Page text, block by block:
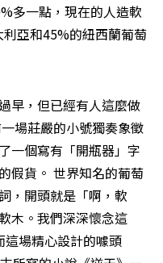
多一點，現在的人造軟
亞和45%的紐西蘭葡萄
早，但已經有人這麼做
場莊嚴的小號獨奏象徵
一個寫有「開瓶器」字
假貨。 世界知名的葡萄
，開頭就是「啊，軟
木。我們深深懷念這
場精心設計的噱頭